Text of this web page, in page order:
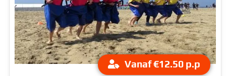
Vanaf €12.50 p.p